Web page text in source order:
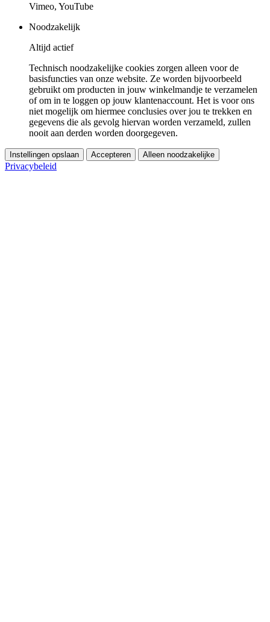
Vimeo, YouTube
Noodzakelijk
Altijd actief
Technisch noodzakelijke cookies zorgen alleen voor de
basisfuncties van onze website. Ze worden bijvoorbeeld
gebruikt om producten in jouw winkelmandje te verzamelen
of om in te loggen op jouw klantenaccount. Het is voor ons
niet mogelijk om hiermee conclusies over jou te trekken en
gegevens die als gevolg hiervan worden verzameld, zullen
nooit aan derden worden doorgegeven.
Instellingen opslaan Accepteren Alleen noodzakelijke
Privacybeleid